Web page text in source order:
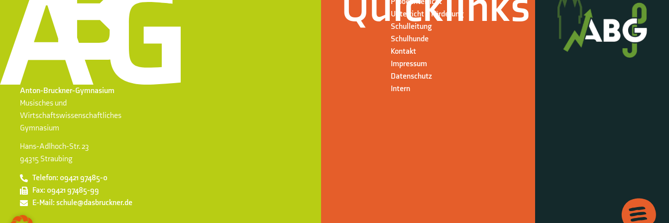
Anton-Bruckner-Gymnasium
Musisches und
Wirtschaftswissenschaftliches
Gymnasium
Hans-Adlhoch-Str. 23
94315 Straubing
Telefon: 09421 97485-0
Fax: 09421 97485-99
E-Mail: schule@dasbruckner.de
Unterricht + Förderung
Schulleitung
Schulhunde
Kontakt
Impressum
Datenschutz
Intern